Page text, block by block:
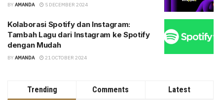
BY AMANDA 5 DECEMBER 2024
Kolaborasi Spotify dan Instagram:
Tambah Lagu dari Instagram ke Spotify
dengan Mudah
BY AMANDA 21 OCTOBER 2024
Trending Comments Latest